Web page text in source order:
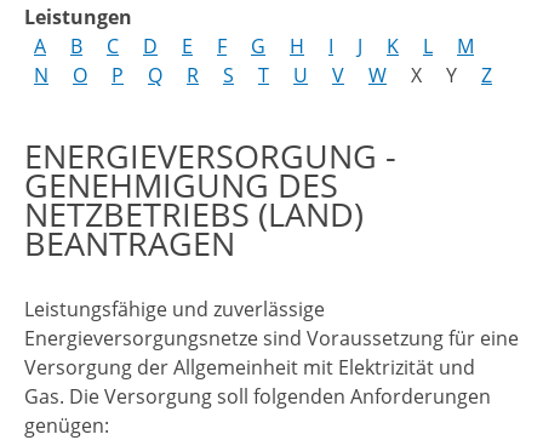
Leistungen
A
B C D E F G H I J K L
M
N
O P Q R S T U V W X Y Z
ENERGIEVERSORGUNG -
GENEHMIGUNG DES
NETZBETRIEBS (LAND)
BEANTRAGEN
Leistungsfähige und zuverlässige
Energieversorgungsnetze sind Voraussetzung für eine
Versorgung der Allgemeinheit mit Elektrizität und
Gas. Die Versorgung soll folgenden Anforderungen
genügen: